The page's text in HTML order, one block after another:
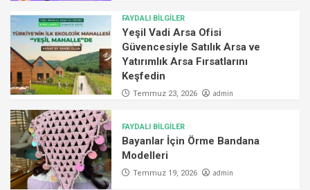
FAYDALI BİLGİLER
Yeşil Vadi Arsa Ofisi
Güvencesiyle Satılık Arsa ve
Yatırımlık Arsa Fırsatlarını
Keşfedin
Temmuz 23, 2026 admin
FAYDALI BİLGİLER
Bayanlar İçin Örme Bandana
Modelleri
Temmuz 19, 2026 admin